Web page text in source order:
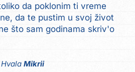
da poklonim ti vreme
da te pustim u svoj život
da pokažem ti rane što sam godinama skriv'o
Hvala Mikrii